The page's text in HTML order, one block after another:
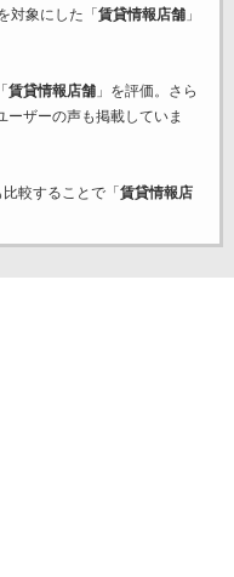
対象にした「 賃貸情報店舗」
賃貸情報店舗」を評価。さら
ーザーの声も掲載していま
較することで「 賃貸情報店